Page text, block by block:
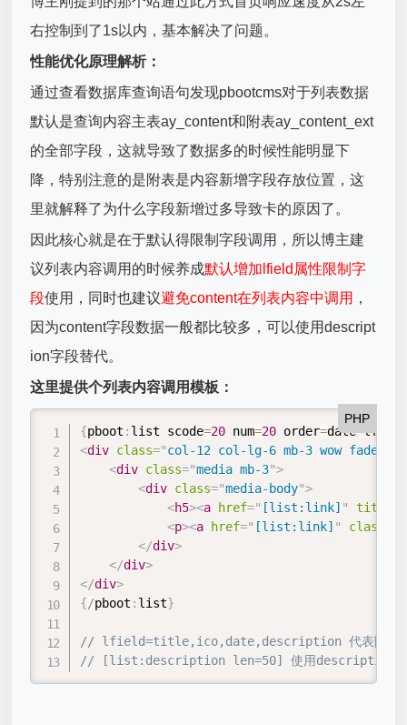
右控制到了1s以内，基本解决了问题。
性能优化原理解析：
通过查看数据库查询语句发现pbootcms对于列表数据
默认是查询内容主表ay_content和附表ay_content_ext
的全部字段，这就导致了数据多的时候性能明显下
降，特别注意的是附表是内容新增字段存放位置，这
里就解释了为什么字段新增过多导致卡的原因了。
因此核心就是在于默认得限制字段调用，所以博主建
议列表内容调用的时候养成默认增加lfield属性限制字
段使用，同时也建议避免content在列表内容中调用 ，
因为content字段数据一般都比较多，可以使用descript
ion字段替代。
这里提供个列表内容调用模板：
PHP
{pboot : list scode=20 num=20 order=date lfield
<div class="col-12 col-lg-6 mb-3 wow fadeInUp
<div class="media mb-3">
<div class="media-body">
<h5><a href=" [list:link] " title
<p><a href=" [list:link] " class
</div>
</div>
</div>
{/pboot : list}
// lfield=title,ico,date,description 代表限制
// [list:description len=50] 使用description来